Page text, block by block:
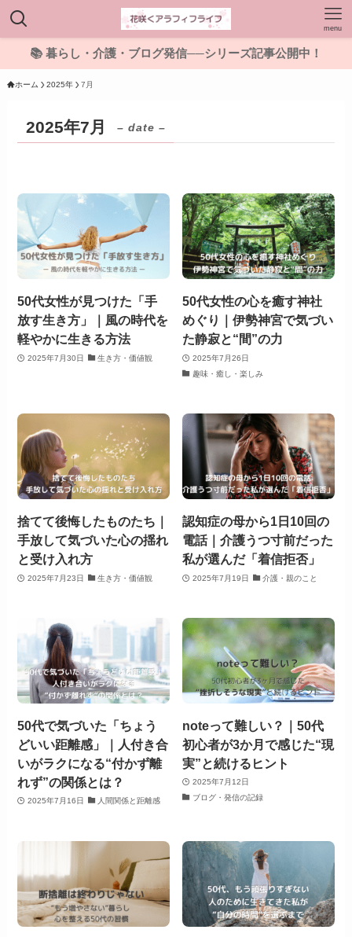
menu
📚 暮らし・介護・ブログ発信──シリーズ記事公開中！
ホーム 2025年 7月
2025年7月 – date –
50代女性が見つけた「手
放す生き方」｜風の時代を
軽やかに生きる方法
2025年7月30日 生き方・価値観
50代女性の心を癒す神社
めぐり｜伊勢神宮で気づい
た静寂と“間”の力
2025年7月26日
趣味・癒し・楽しみ
捨てて後悔したものたち｜
手放して気づいた心の揺れ
と受け入れ方
2025年7月23日 生き方・価値観
認知症の母から1日10回の
電話｜介護うつ寸前だった
私が選んだ「着信拒否」
2025年7月19日 介護・親のこと
50代で気づいた「ちょう
どいい距離感」｜人付き合
いがラクになる“付かず離
れず”の関係とは？
2025年7月16日 人間関係と距離感
noteって難しい？｜50代
初心者が3か月で感じた“現
実”と続けるヒント
2025年7月12日
ブログ・発信の記録